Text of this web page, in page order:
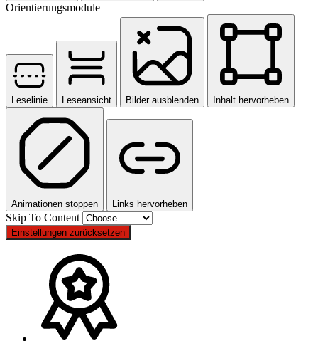
Orientierungsmodule
Leselinie Leseansicht Bilder ausblenden Inhalt hervorheben
Animationen stoppen Links hervorheben
Skip To Content
Einstellungen zurücksetzen